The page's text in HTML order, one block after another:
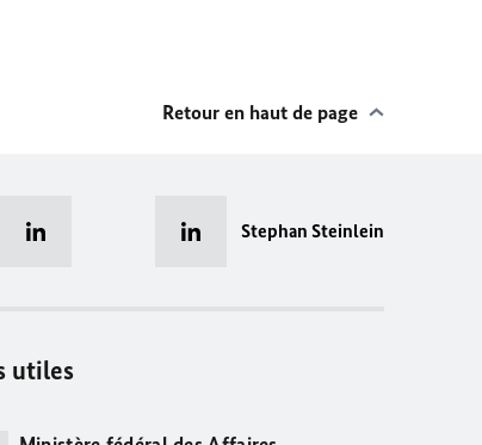
Retour en haut de page
Stephan Steinlein
utiles